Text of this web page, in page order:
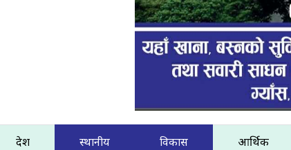
प्रदेश स्थानीय विकास आर्थिक